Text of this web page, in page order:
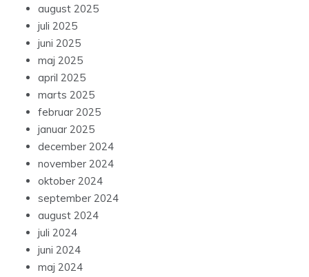
august 2025
juli 2025
juni 2025
maj 2025
april 2025
marts 2025
februar 2025
januar 2025
december 2024
november 2024
oktober 2024
september 2024
august 2024
juli 2024
juni 2024
maj 2024